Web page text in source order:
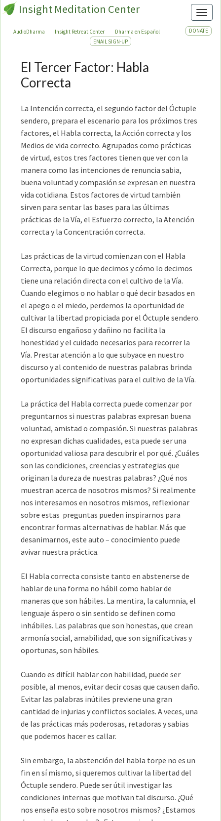
Insight Meditation Center
AudioDharma Insight Retreat Center Dharma en Español
DONATE
EMAIL SIGN-UP
El
Tercer
Factor:
Correcta
El Tercer Factor: Habla
Correcta
La Intención correcta, el segundo factor del Óctuple
sendero, prepara el escenario para los próximos tres
factores, el Habla correcta, la Acción correcta y los
Medios de vida correcto. Agrupados como prácticas
de virtud, estos tres factores tienen que ver con la
manera como las intenciones de renuncia sabia,
buena voluntad y compasión se expresan en nuestra
vida cotidiana. Estos factores de virtud también
sirven para sentar las bases para las últimas
prácticas de la Vía, el Esfuerzo correcto, la Atención
correcta y la Concentración correcta.
Las prácticas de la virtud comienzan con el Habla
Correcta, porque lo que decimos y cómo lo decimos
tiene una relación directa con el cultivo de la Vía.
Cuando elegimos o no hablar o qué decir basados en
el apego o el miedo, perdemos la oportunidad de
cultivar la libertad propiciada por el Óctuple sendero.
El discurso engañoso y dañino no facilita la
honestidad y el cuidado necesarios para recorrer la
Vía. Prestar atención a lo que subyace en nuestro
discurso y al contenido de nuestras palabras brinda
oportunidades significativas para el cultivo de la Vía.
La práctica del Habla correcta puede comenzar por
preguntarnos si nuestras palabras expresan buena
voluntad, amistad o compasión. Si nuestras palabras
no expresan dichas cualidades, esta puede ser una
oportunidad valiosa para descubrir el por qué. ¿Cuáles
son las condiciones, creencias y estrategias que
originan la dureza de nuestras palabras? ¿Qué nos
muestran acerca de nosotros mismos? Si realmente
nos interesamos en nosotros mismos, reflexionar
sobre estas preguntas pueden inspirarnos para
encontrar formas alternativas de hablar. Más que
desanimarnos, este auto – conocimiento puede
avivar nuestra práctica.
El Habla correcta consiste tanto en abstenerse de
hablar de una forma no hábil como hablar de
maneras que son hábiles. La mentira, la calumnia, el
lenguaje áspero o sin sentido se definen como
inhábiles. Las palabras que son honestas, que crean
armonía social, amabilidad, que son significativas y
oportunas, son hábiles.
Cuando es difícil hablar con habilidad, puede ser
posible, al menos, evitar decir cosas que causen daño.
Evitar las palabras inútiles previene una gran
cantidad de injurias y conflictos sociales. A veces, una
de las prácticas más poderosas, retadoras y sabias
que podemos hacer es callar.
Sin embargo, la abstención del habla torpe no es un
fin en sí mismo, si queremos cultivar la libertad del
Óctuple sendero. Puede ser útil investigar las
condiciones internas que motivan tal discurso. ¿Qué
nos enseña esto sobre nosotros mismos? ¿Estamos